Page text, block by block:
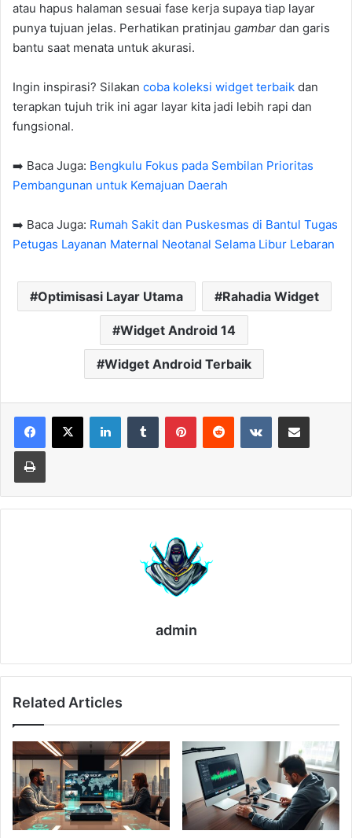
atau hapus halaman sesuai fase kerja supaya tiap layar
punya tujuan jelas. Perhatikan pratinjau gambar dan garis
bantu saat menata untuk akurasi.
Ingin inspirasi? Silakan coba koleksi widget terbaik dan
terapkan tujuh trik ini agar layar kita jadi lebih rapi dan
fungsional.
➡️ Baca Juga: Bengkulu Fokus pada Sembilan Prioritas
Pembangunan untuk Kemajuan Daerah
➡️ Baca Juga: Rumah Sakit dan Puskesmas di Bantul Tugas
Petugas Layanan Maternal Neotanal Selama Libur Lebaran
Optimisasi Layar Utama Rahadia Widget
Widget Android 14
Widget Android Terbaik
LinkedInTumblr PinterestReddit VKontakteShare via Email
Print
admin
Related Articles